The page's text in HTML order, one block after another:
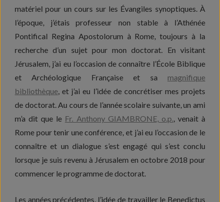
matériel pour un cours sur les Évangiles synoptiques. À
l’époque, j’étais professeur non stable à l’Athénée
Pontifical Regina Apostolorum à Rome, toujours à la
recherche d’un sujet pour mon doctorat. En visitant
Jérusalem, j’ai eu l’occasion de connaître l’École Biblique
et Archéologique Française et sa magnifique
bibliothèque, et j’ai eu l’idée de concrétiser mes projets
de doctorat. Au cours de l’année scolaire suivante, un ami
m’a dit que le Fr. Anthony GIAMBRONE, o.p.,venait à
Rome pour tenir une conférence, et j’ai eu l’occasion de le
connaître et un dialogue s’est engagé qui s’est conclu
lorsque je suis revenu à Jérusalem en octobre 2018 pour
commencer le programme de doctorat.
Les années précédentes, l’idée de travailler le Benedictus